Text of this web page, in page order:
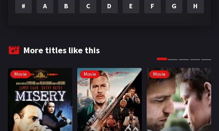
# A B C D E F G H
More titles like this
Movie Movie Movie